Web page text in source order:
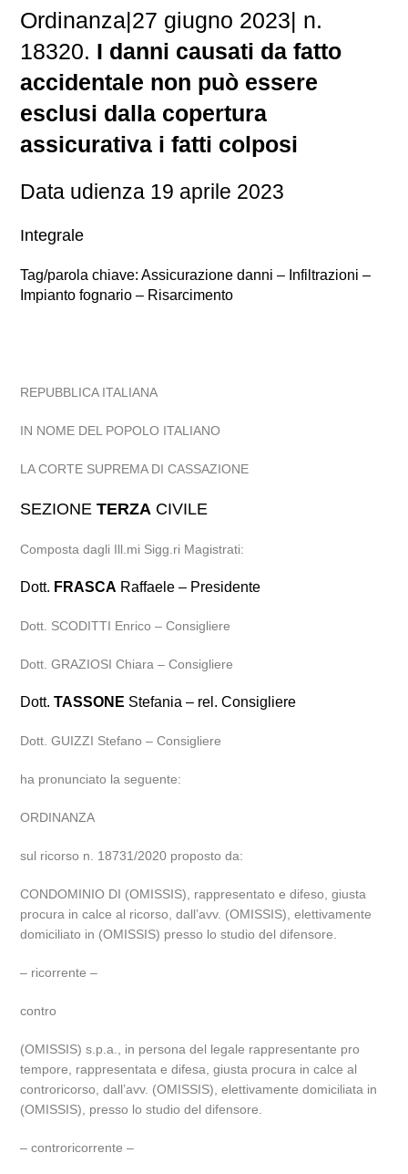
Ordinanza|27 giugno 2023| n.
18320. I danni causati da fatto
accidentale non può essere
esclusi dalla copertura
assicurativa i fatti colposi
Data udienza 19 aprile 2023
Integrale
Tag/parola chiave: Assicurazione danni – Infiltrazioni –
Impianto fognario – Risarcimento
REPUBBLICA ITALIANA
IN NOME DEL POPOLO ITALIANO
LA CORTE SUPREMA DI CASSAZIONE
SEZIONETERZA CIVILE
Composta dagli Ill.mi Sigg.ri Magistrati:
Dott. FRASCA Raffaele – Presidente
Dott. SCODITTI Enrico – Consigliere
Dott. GRAZIOSI Chiara – Consigliere
Dott.TASSONE Stefania – rel. Consigliere
Dott. GUIZZI Stefano – Consigliere
ha pronunciato la seguente:
ORDINANZA
sul ricorso n. 18731/2020 proposto da:
CONDOMINIO DI (OMISSIS), rappresentato e difeso, giusta
procura in calce al ricorso, dall’avv. (OMISSIS), elettivamente
domiciliato in (OMISSIS) presso lo studio del difensore.
– ricorrente –
contro
(OMISSIS) s.p.a., in persona del legale rappresentante pro
tempore, rappresentata e difesa, giusta procura in calce al
controricorso, dall’avv. (OMISSIS), elettivamente domiciliata in
(OMISSIS), presso lo studio del difensore.
– controricorrente –